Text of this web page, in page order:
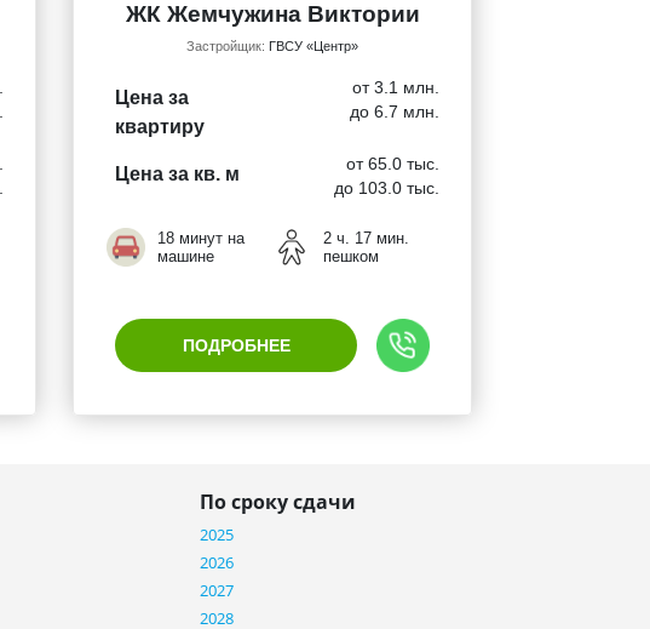
ЖК Жемчужина Виктории
Застройщик: ГВСУ «Центр»
Цена за
квартиру
от 3.1 млн.
до 6.7 млн.
Цена за кв. м
от 65.0 тыс.
до 103.0 тыс.
18 минут на
машине
2 ч. 17 мин.
пешком
ПОДРОБНЕЕ
По сроку сдачи
2025
2026
2027
2028